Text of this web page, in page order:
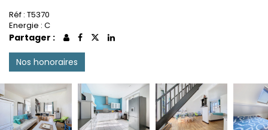
Réf : T5370
Energie : C
Partager :
Nos honoraires